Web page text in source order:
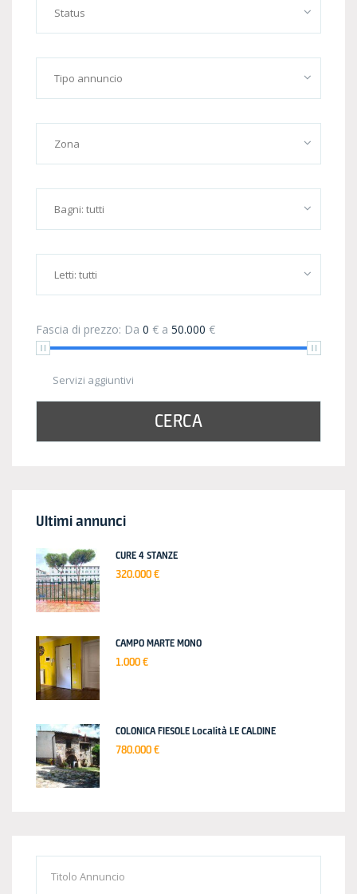
Fascia di prezzo: Da 0 € a 50.000 €
Servizi aggiuntivi
CERCA
Ultimi annunci
CURE 4 STANZE
320.000 €
CAMPO MARTE MONO
1.000 €
COLONICA FIESOLE Località LE CALDINE
780.000 €